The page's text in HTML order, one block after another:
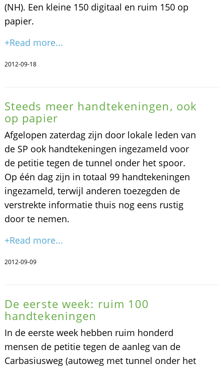
(NH). Een kleine 150 digitaal en ruim 150 op
papier.
+Read more...
2012-09-18
Steeds meer handtekeningen, ook
op papier
Afgelopen zaterdag zijn door lokale leden van
de SP ook handtekeningen ingezameld voor
de petitie tegen de tunnel onder het spoor.
Op één dag zijn in totaal 99 handtekeningen
ingezameld, terwijl anderen toezegden de
verstrekte informatie thuis nog eens rustig
door te nemen.
+Read more...
2012-09-09
De eerste week: ruim 100
handtekeningen
In de eerste week hebben ruim honderd
mensen de petitie tegen de aanleg van de
Carbasiusweg (autoweg met tunnel onder het